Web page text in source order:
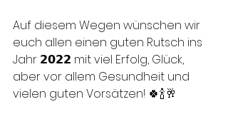
Auf diesem Wegen wünschen wir
euch allen einen guten Rutsch ins
Jahr 𝟮𝟬𝟮𝟮 mit viel Erfolg, Glück,
aber vor allem Gesundheit und
vielen guten Vorsätzen! 🍀🍾🥂